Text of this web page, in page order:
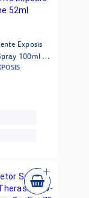
Exposis
100ml +
Extrême